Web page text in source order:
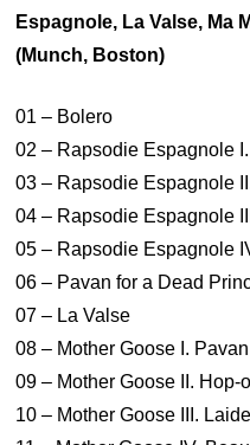
Espagnole, La Valse, Ma
(Munch, Boston)
01 – Bolero
02 – Rapsodie Espagnole
03 – Rapsodie Espagnole
04 – Rapsodie Espagnole
05 – Rapsodie Espagnole
06 – Pavan for a Dead
07 – La Valse
08 – Mother Goose I.
09 – Mother Goose II. Hop-
10 – Mother Goose III.